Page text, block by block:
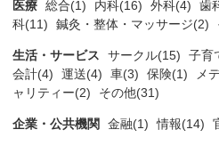
医療 総合(1) 内科(16) 外科(4) 歯
科(11)
鍼灸・整体・マッサージ(2)
生活・サービス サークル(15) 子育
会計(4)
運送(4) 車(3) 保険(1) メ
ャリティー(2)
その他(31)
企業・公共機関 金融(1) 情報(14)